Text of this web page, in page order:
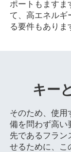
ポートもますま
て、高エネルギ
る要件もありま
キー
そのため、使用
備を問わず高い
先であるフラン
せるために、こ